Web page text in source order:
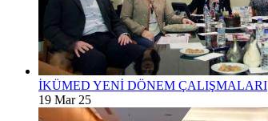
İKÜMED YENİ DÖNEM ÇALIŞMALARI
19 Mar 25